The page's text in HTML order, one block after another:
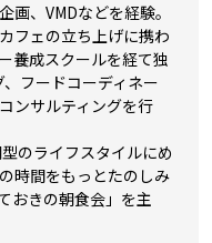
、VMDなどを経験。
フェの立ち上げに携わ
養成スクールを経て独
フードコーディネー
ンサルティングを行
のライフスタイルにめ
時間をもっとたのしみ
おきの朝食会」を主